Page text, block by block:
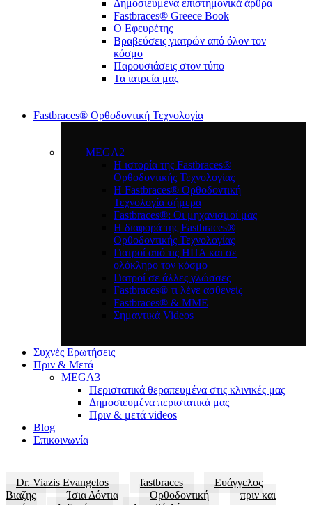
Δημοσιευμένα επιστημονικά άρθρα
Fastbraces® Greece Book
Ο Εφευρέτης
Bραβεύσεις γιατρών από όλον τον
κόσμο
Παρουσιάσεις στον τύπο
Τα ιατρεία μας
Fastbraces® Ορθοδοντική Τεχνολογία
MEGA2
Η ιστορία της Fastbraces®
Ορθοδοντικής Τεχνολογίας
H Fastbraces® Ορθοδοντική
Τεχνολογία σήμερα
Fastbraces®: Οι μηχανισμοί μας
Η διαφορά της Fastbraces®
Ορθοδοντικής Τεχνολογίας
Γιατροί από τις ΗΠΑ και σε
ολόκληρο τον κόσμο
Γιατροί σε άλλες γλώσσες
Fastbraces® τι λένε ασθενείς
Fastbraces® & ΜΜΕ
Σημαντικά Videos
Συχνές Ερωτήσεις
Πριν & Μετά
MEGA3
Περιστατικά θεραπευμένα στις κλινικές μας
Δημοσιευμένα περιστατικά μας
Πριν & μετά videos
Blog
Επικοινωνία
Dr. Viazis Evangelos fastbraces
Ευάγγελος
Βιαζης
Ίσια Δόντια Ορθοδοντική
πριν και